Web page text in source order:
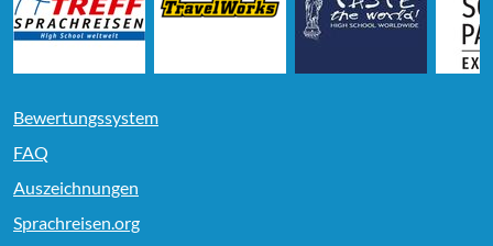
Bewertungssystem
FAQ
Auszeichnungen
Sprachreisen.org